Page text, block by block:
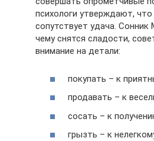
психологи утверждают,
сопутствует удача. Сонник
чему снятся сладости,
внимание на детали:
покупать – к
продавать – к
сосать – к
грызть – к